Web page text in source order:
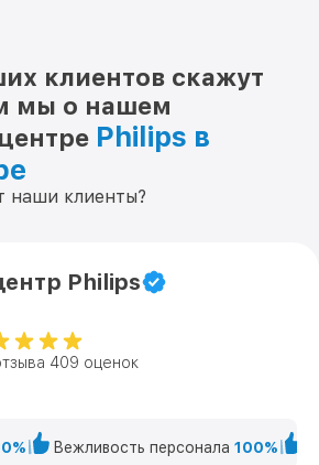
клиентов скажут
мы о нашем
Philips в
наши клиенты?
Philips
409 оценок
Вежливость персонала 100%